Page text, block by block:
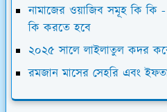
নামাজের ওয়াজিব সমূহ কি কি
কি করতে হবে
২০২৫ সালে লাইলাতুল কদর
রমজান মাসের সেহরি এবং